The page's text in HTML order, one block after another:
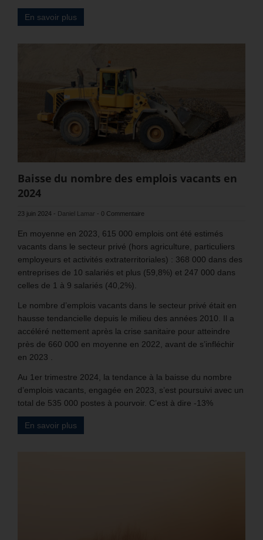
En savoir plus
Baisse du nombre des emplois vacants en
2024
23 juin 2024 - Daniel Lamar - 0 Commentaire
En moyenne en 2023, 615 000 emplois ont été estimés
vacants dans le secteur privé (hors agriculture, particuliers
employeurs et activités extraterritoriales) : 368 000 dans des
entreprises de 10 salariés et plus (59,8%) et 247 000 dans
celles de 1 à 9 salariés (40,2%).
Le nombre d’emplois vacants dans le secteur privé était en
hausse tendancielle depuis le milieu des années 2010. Il a
accéléré nettement après la crise sanitaire pour atteindre
près de 660 000 en moyenne en 2022, avant de s’infléchir
en 2023 .
Au 1er trimestre 2024, la tendance à la baisse du nombre
d’emplois vacants, engagée en 2023, s’est poursuivi avec un
total de 535 000 postes à pourvoir. C’est à dire -13%
En savoir plus